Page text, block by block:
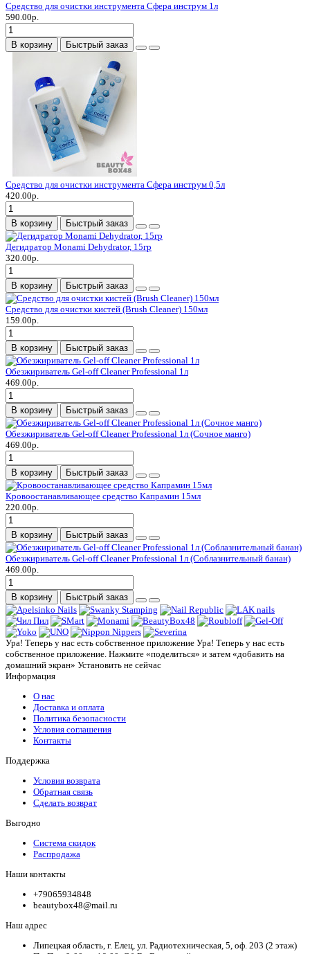
Средство для очистки инструмента Сфера инструм 1л
590.00р.
В корзину Быстрый заказ
Средство для очистки инструмента Сфера инструм 0,5л
420.00р.
В корзину Быстрый заказ
Дегидратор Monami Dehydrator, 15гр
320.00р.
В корзину Быстрый заказ
Средство для очистки кистей (Brush Cleaner) 150мл
159.00р.
В корзину Быстрый заказ
Обезжириватель Gel-off Cleaner Professional 1л
469.00р.
В корзину Быстрый заказ
Обезжириватель Gel-off Cleaner Professional 1л (Сочное манго)
469.00р.
В корзину Быстрый заказ
Кровоостанавливающее средство Капрамин 15мл
220.00р.
В корзину Быстрый заказ
Обезжириватель Gel-off Cleaner Professional 1л (Соблазнительный банан)
469.00р.
В корзину Быстрый заказ
Ура! Теперь у нас есть собственное приложение Ура! Теперь у нас есть
собственное приложение. Нажмите «поделиться» и затем «добавить на
домашний экран» Установить не сейчас
Информация
О нас
Доставка и оплата
Политика безопасности
Условия соглашения
Контакты
Поддержка
Условия возврата
Обратная связь
Сделать возврат
Выгодно
Система скидок
Распродажа
Наши контакты
+79065934848
beautybox48@mail.ru
Наш адрес
Липецкая область, г. Елец, ул. Радиотехническая, 5, оф. 203 (2 этаж)